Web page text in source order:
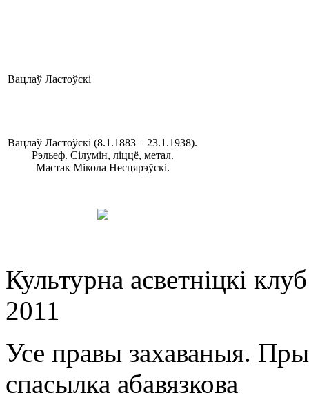
Вацлаў Ластоўскі
Вацлаў Ластоўскі (8.1.1883 – 23.1.1938).
Рэльеф. Сілумін, ліццё, метал.
Мастак Мікола Несцярэўскі.
Культурна асветнiцкi
2011
Усе правы захаваныя.
спасылка абавязкова